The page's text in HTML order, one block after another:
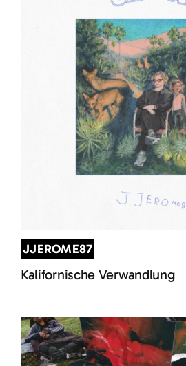
JJEROME87
Kalifornische Verwandlung